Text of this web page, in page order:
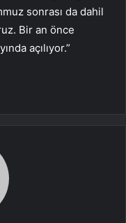
sonrası da dahil
Bir an önce
açılıyor.”